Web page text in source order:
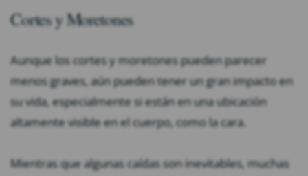
Cortes y Moretones
Aunque los cortes y moretones pueden parecer
menos graves, aún pueden tener un gran impacto en
su vida, especialmente si están en una ubicación
altamente visible en el cuerpo, como la cara.
Mientras que algunas caídas son inevitables, muchas